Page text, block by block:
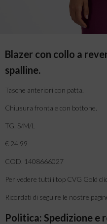
Blazer con collo a
spalline.
Tasche anteriori con patta.
Chiusura frontale con bottone.
TG. S/M/L
€ 24,99
COD. 1408666027
Per vedere tutti i top CVG Gold
Ricordati di seguire le nostre
Politica: Spedizione e